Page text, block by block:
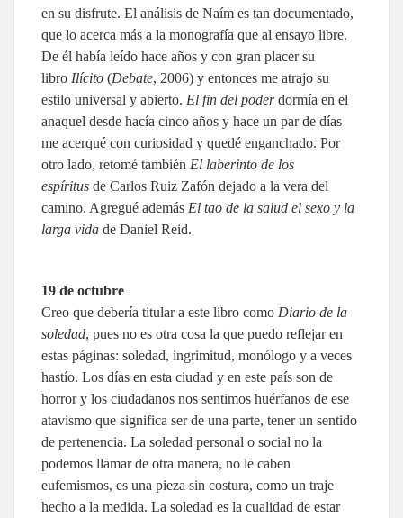
en su disfrute. El análisis de Naím es tan documentado,
que lo acerca más a la monografía que al ensayo libre.
De él había leído hace años y con gran placer su
libro Ilícito (Debate, 2006) y entonces me atrajo su
estilo universal y abierto. El fin del poder dormía en el
anaquel desde hacía cinco años y hace un par de días
me acerqué con curiosidad y quedé enganchado. Por
otro lado, retomé también El laberinto de los
espíritus de Carlos Ruiz Zafón dejado a la vera del
camino. Agregué además El tao de la salud el sexo y la
larga vida de Daniel Reid.
19 de octubre
Creo que debería titular a este libro como Diario de la
soledad, pues no es otra cosa la que puedo reflejar en
estas páginas: soledad, ingrimitud, monólogo y a veces
hastío. Los días en esta ciudad y en este país son de
horror y los ciudadanos nos sentimos huérfanos de ese
atavismo que significa ser de una parte, tener un sentido
de pertenencia. La soledad personal o social no la
podemos llamar de otra manera, no le caben
eufemismos, es una pieza sin costura, como un traje
hecho a la medida. La soledad es la cualidad de estar